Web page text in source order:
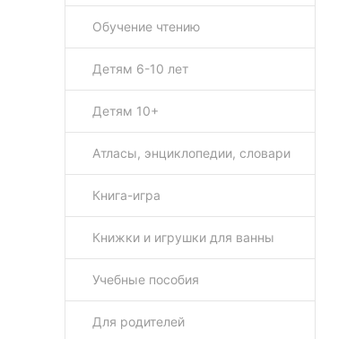
Обучение чтению
Детям 6-10 лет
Детям 10+
Атласы, энциклопедии, словари
Книга-игра
Книжки и игрушки для ванны
Учебные пособия
Для родителей